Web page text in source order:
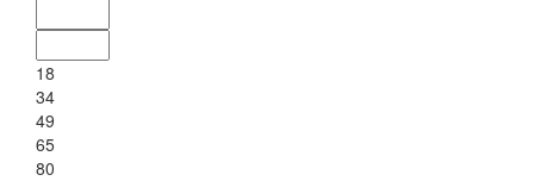
18
34
49
65
80